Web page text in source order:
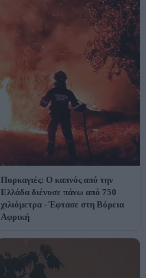
Πυρκαγιές: Ο καπνός από την
Ελλάδα διένυσε πάνω από 750
χιλιόμετρα - Έφτασε στη Βόρεια
Αφρική